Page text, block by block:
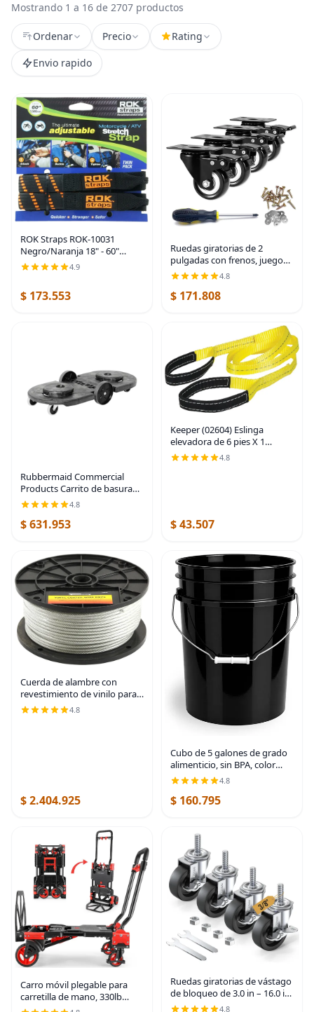
Mostrando 1 a 16 de 2707 productos
Ordenar Precio
Rating
Envio rapido
ROK Straps ROK-10031
Negro/Naranja 18" - 60"
Motorcycl/ATV Correa
elástica ajustable
4.9
$ 173.553
Ruedas giratorias de 2
pulgadas con frenos, juego
de 4 ruedas de bloqueo
resistentes, ruedas negras
que no se dañan para carrito
4.8
$ 171.808
Rubbermaid Commercial
Products Carrito de basura
BRUTE, ruedas, negro, para
restaurantesparte trasera de
casaoficinasalmacenesaeropuertosentornos
4.8
$ 631.953
Keeper (02604) Eslinga
elevadora de 6 pies X 1
pulgadas, 1 capa
4.8
$ 43.507
Cuerda de alambre con
revestimiento de vinilo para
aeronave, de la marca
Forney, modelo 70451
4.8
$ 2.404.925
Cubo de 5 galones de grado
alimenticio, sin BPA, color
negro, 1 paquete | Metal
Handle Grip, Heavy-Duty 90
Mil HDPE Plastic Pail, Food
4.8
$ 160.795
Carro móvil plegable para
carretilla de mano, 330lb
convertible de 4 a 2 ruedas,
Ruedas giratorias de vástago
de bloqueo de 3.0 in – 16.0 in
– 15.9 in (diámetro del
4.8